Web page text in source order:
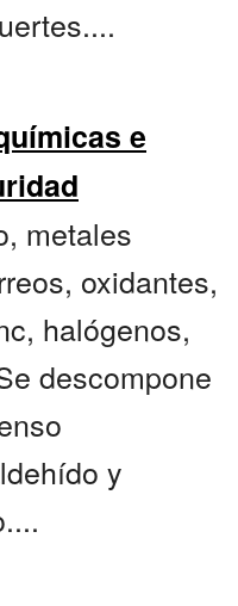
e
metales
oxidantes,
halógenos,
descompone
y